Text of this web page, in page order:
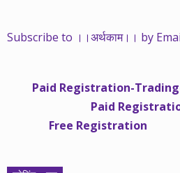
महंगाई की दर 10 प्रतिशत से ऊपर
साढ़े चार सालों से अर्थकाम से जुड़े हैं, वे
भलीभांति वाकिफ हैं। शुरू में हम भी कच्चे
में फंस गए। गलतियां कीं। लेकिन जैसे
Subscribe to ।।अर्थकाम।। by
Paid Registration-
Paid
Free Registration